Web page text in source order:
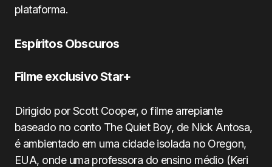
plataforma.
Espíritos Obscuros
Filme exclusivo Star+
Dirigido por Scott Cooper, o filme arrepiante
baseado no conto The Quiet Boy, de Nick Antosa,
é ambientado em uma cidade isolada no Oregon,
EUA, onde uma professora do ensino médio (Keri